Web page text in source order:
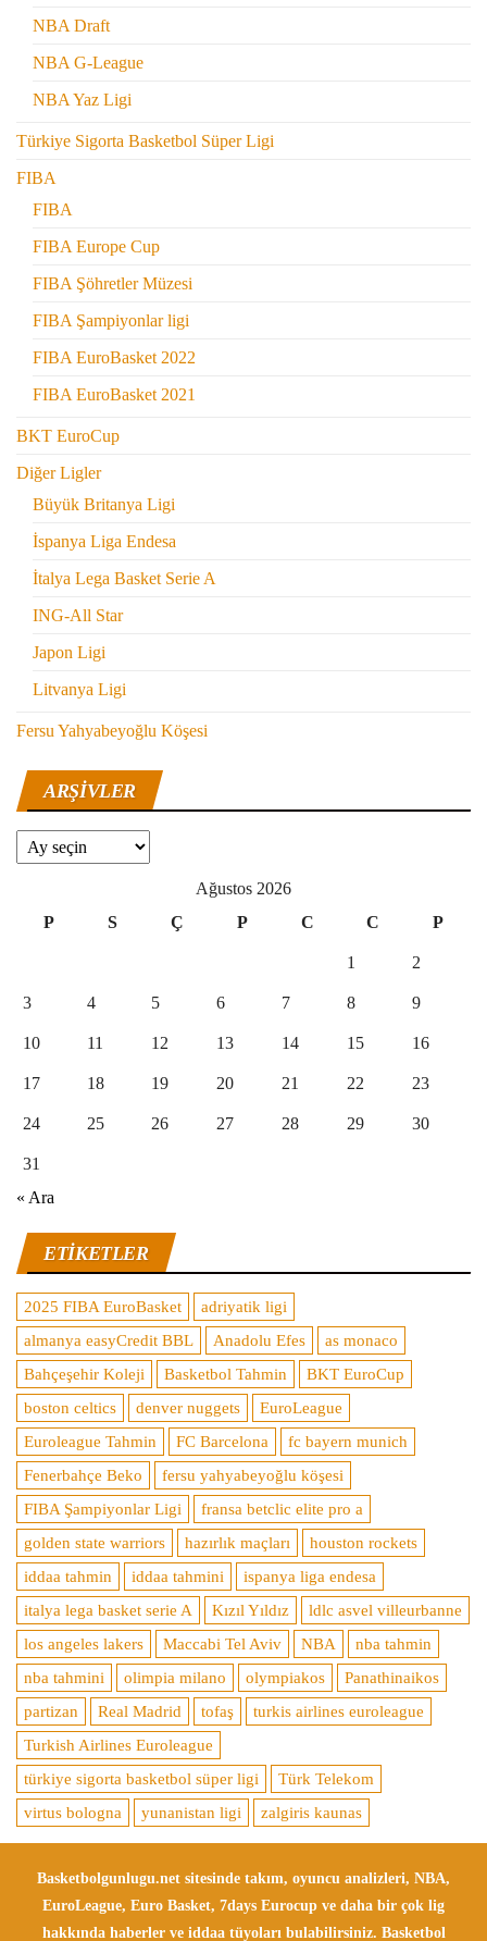
NBA Draft
NBA G-League
NBA Yaz Ligi
Türkiye Sigorta Basketbol Süper Ligi
FIBA
FIBA
FIBA Europe Cup
FIBA Şöhretler Müzesi
FIBA Şampiyonlar ligi
FIBA EuroBasket 2022
FIBA EuroBasket 2021
BKT EuroCup
Diğer Ligler
Büyük Britanya Ligi
İspanya Liga Endesa
İtalya Lega Basket Serie A
ING-All Star
Japon Ligi
Litvanya Ligi
Fersu Yahyabeyoğlu Köşesi
ARŞIVLER
Arşivler
Ağustos 2026
P
S Ç P C C P
1 2
3 4 5 6 7 8 9
10 11 12 13 14 15 16
17 18 19 20 21 22 23
24 25 26 27 28 29 30
31
« Ara
ETIKETLER
2025 FIBA EuroBasket
adriyatik ligi
almanya easyCredit BBL
Anadolu Efes
as monaco
Bahçeşehir Koleji
Basketbol Tahmin
BKT EuroCup
boston celtics
denver nuggets
EuroLeague
Euroleague Tahmin
FC Barcelona
fc bayern munich
Fenerbahçe Beko
fersu yahyabeyoğlu köşesi
FIBA Şampiyonlar Ligi
fransa betclic elite pro a
golden state warriors
hazırlık maçları
houston rockets
iddaa tahmin
iddaa tahmini
ispanya liga endesa
italya lega basket serie A
Kızıl Yıldız
ldlc asvel villeurbanne
los angeles lakers
Maccabi Tel Aviv NBA
nba tahmin
nba tahmini
olimpia milano olympiakos
Panathinaikos
partizan
Real Madrid tofaş
turkis airlines euroleague
Turkish Airlines Euroleague
türkiye sigorta basketbol süper ligi
Türk Telekom
virtus bologna
yunanistan ligi zalgiris kaunas
Basketbolgunlugu.net sitesinde takım, oyuncu analizleri, NBA,
EuroLeague, Euro Basket, 7days Eurocup ve daha bir çok lig
hakkında haberler ve iddaa tüyoları bulabilirsiniz. Basketbol